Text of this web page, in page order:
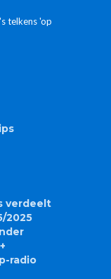
telkens 'op
verdeelt
2025
radio